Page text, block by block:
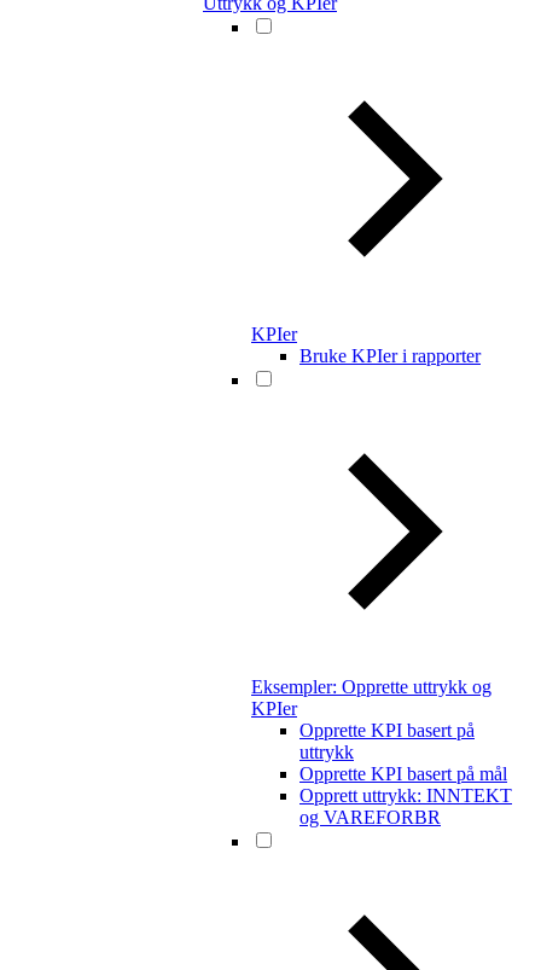
KPIer
Bruke KPIer i rapporter
Eksempler: Opprette uttrykk og
KPIer
Opprette KPI basert på
uttrykk
Opprette KPI basert på mål
Opprett uttrykk: INNTEKT
og VAREFORBR